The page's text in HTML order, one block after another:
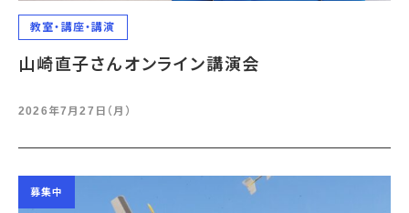
教室・講座・講演
山崎直子さんオンライン講演会
2026年7月27日（月）
募集中